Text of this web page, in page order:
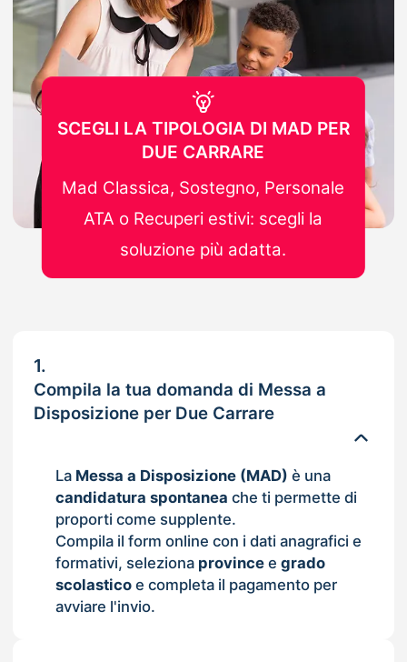
1.
Compila la tua domanda di Messa a
Disposizione per Due Carrare
La Messa a Disposizione (MAD) è una
candidatura spontanea che ti permette di
proporti come supplente.
Compila il form online con i dati anagrafici e
formativi, seleziona provincee grado
scolasticoe completa il pagamento per
avviare l'invio.
SCEGLI LA TIPOLOGIA DI MAD PER
DUE CARRARE
Mad Classica, Sostegno, Personale
ATA o Recuperi estivi: scegli la
soluzione più adatta.